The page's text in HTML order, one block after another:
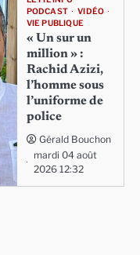
PODCAST
VIDÉO
VIE PUBLIQUE
« Un sur un
million » :
Rachid Azizi,
l’homme sous
l’uniforme de
police
Gérald Bouchon
mardi 04 août
2026 12:32